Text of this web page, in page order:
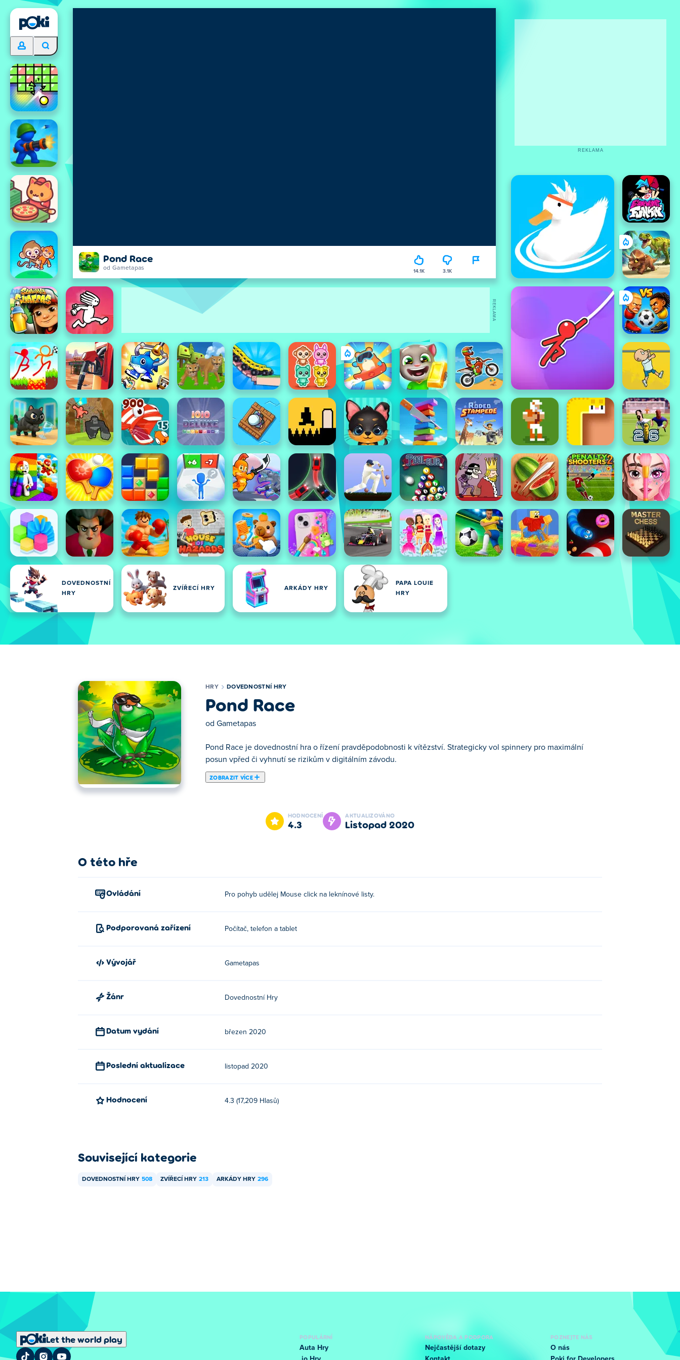
Pond Race
od Gametapas 14.1K 3.1K
DOVEDNOSTNÍ
HRY
ZVÍŘECÍ HRY ARKÁDY HRY
PAPA LOUIE
HRY
REKLAMA
REKLAMA
HRY DOVEDNOSTNÍ HRY
Pond Race
od Gametapas
Pond Race je dovednostní hra o řízení pravděpodobnosti k vítězství. Strategicky vol spinnery pro maximální
posun vpřed či vyhnutí se rizikům v digitálním závodu.
ZOBRAZIT VÍCE
Zde si můžeš zahrát Pond Race. Pond Race je jednou z našich vybraných Dovednostní Hry.
HODNOCENÍ
4.3
AKTUALIZOVÁNO
listopad 2020
O této hře
Ovládání Pro pohyb udělej Mouse click na leknínové listy.
Podporovaná zařízení Počítač, telefon a tablet
Vývojář Gametapas
Žánr Dovednostní Hry
Datum vydání březen 2020
Poslední aktualizace listopad 2020
Hodnocení 4.3 (17,209 Hlasů)
Související kategorie
DOVEDNOSTNÍ HRY 508 ZVÍŘECÍ HRY 213 ARKÁDY HRY 296
Let the world play
POPULÁRNÍ
Auta Hry
NÁPOVĚDA A PODPORA
Nejčastější dotazy
POZNEJTE NÁS
O nás